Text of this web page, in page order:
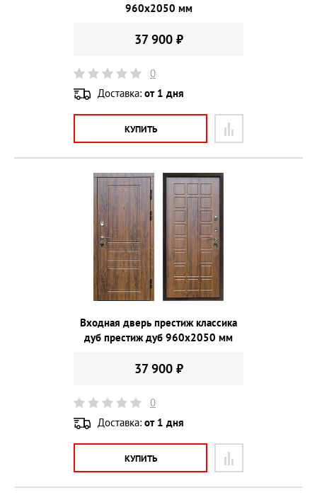
960х2050 мм
37 900 ₽
0
Доставка: от 1 дня
КУПИТЬ
Входная дверь престиж классика
дуб престиж дуб 960х2050 мм
37 900 ₽
0
Доставка: от 1 дня
КУПИТЬ